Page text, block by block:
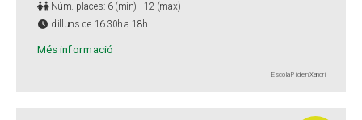
Núm. places: 6 (min) - 12 (max)
dilluns de 16.30h a 18h
Més informació
Escola Pi d'en Xandri